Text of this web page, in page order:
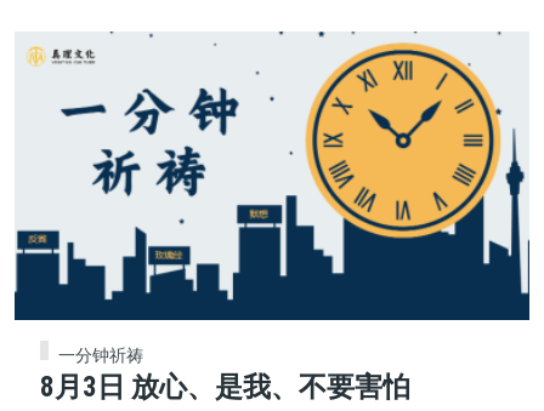
一分钟祈祷
8月3日 放心、是我、不要害怕